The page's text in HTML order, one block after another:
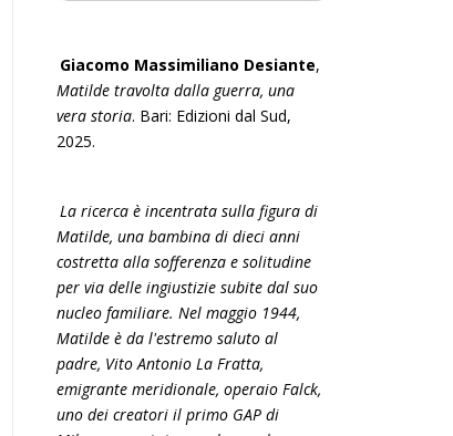
Giacomo Massimiliano Desiante,
Matilde travolta dalla guerra, una
vera storia. Bari: Edizioni dal Sud,
2025.
La ricerca è incentrata sulla figura di
Matilde, una bambina di dieci anni
costretta alla sofferenza e solitudine
per via delle ingiustizie subite dal suo
nucleo familiare. Nel maggio 1944,
Matilde è da l'estremo saluto al
padre, Vito Antonio La Fratta,
emigrante meridionale, operaio Falck,
uno dei creatori il primo GAP di